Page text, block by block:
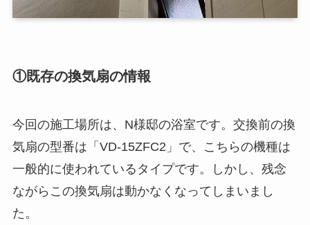
①既存の換気扇の情報
今回の施工場所は、N様邸の浴室です。交換前の換
気扇の型番は「VD-15ZFC2」で、こちらの機種は
一般的に使われているタイプです。しかし、残念
ながらこの換気扇は動かなくなってしまいまし
た。